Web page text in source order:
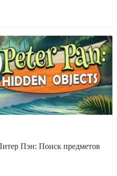
Пэн: Поиск предметов